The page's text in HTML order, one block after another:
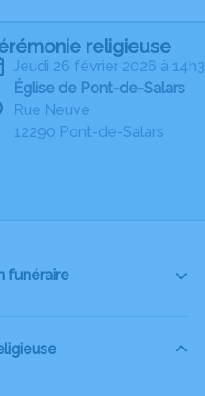
religieuse
jeudi 26 février 2026 à
Église de Pont-de-Salars
Rue Neuve
12290 Pont-de-Salars
funéraire